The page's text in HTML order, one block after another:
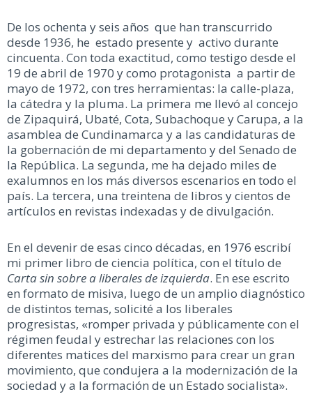
De los ochenta y seis años que han transcurrido
desde 1936, he estado presente y activo durante
cincuenta. Con toda exactitud, como testigo desde el
19 de abril de 1970 y como protagonista a partir de
mayo de 1972, con tres herramientas: la calle-plaza,
la cátedra y la pluma. La primera me llevó al concejo
de Zipaquirá, Ubaté, Cota, Subachoque y Carupa, a la
asamblea de Cundinamarca y a las candidaturas de
la gobernación de mi departamento y del Senado de
la República. La segunda, me ha dejado miles de
exalumnos en los más diversos escenarios en todo el
país. La tercera, una treintena de libros y cientos de
artículos en revistas indexadas y de divulgación.
En el devenir de esas cinco décadas, en 1976 escribí
mi primer libro de ciencia política, con el título de
Carta sin sobre a liberales de izquierda. En ese escrito
en formato de misiva, luego de un amplio diagnóstico
de distintos temas, solicité a los liberales
progresistas, «romper privada y públicamente con el
régimen feudal y estrechar las relaciones con los
diferentes matices del marxismo para crear un gran
movimiento, que condujera a la modernización de la
sociedad y a la formación de un Estado socialista».